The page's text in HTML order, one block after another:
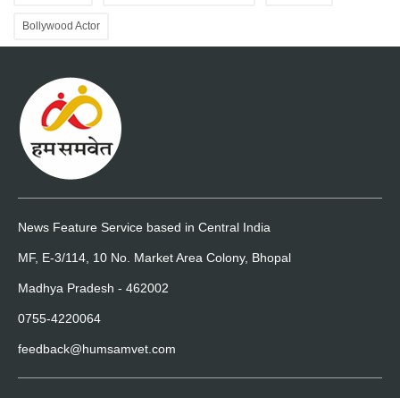
Bollywood Actor
News Feature Service based in Central India
MF, E-3/114, 10 No. Market Area Colony, Bhopal
Madhya Pradesh - 462002
0755-4220064
feedback@humsamvet.com